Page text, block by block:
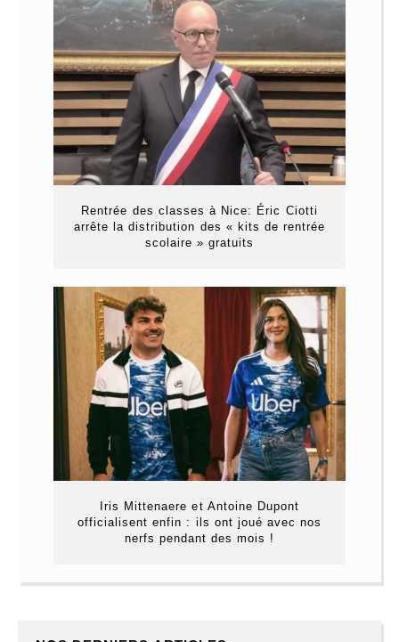
Rentrée des classes à Nice: Éric Ciotti
arrête la distribution des « kits de rentrée
scolaire » gratuits
Iris Mittenaere et Antoine Dupont
officialisent enfin : ils ont joué avec nos
nerfs pendant des mois !